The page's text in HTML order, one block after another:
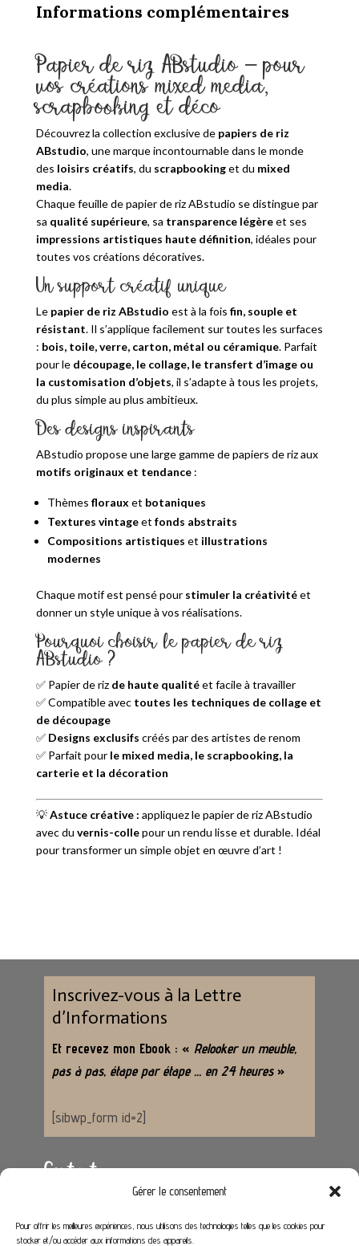
Gérer le consentement
Pour offrir les meilleures expériences, nous utilisons des technologies telles que les cookies pour
stocker et/ou accéder aux informations des appareils.
Informations complémentaires
Papier de riz ABstudio – pour
vos créations mixed media,
scrapbooking et déco
Découvrez la collection exclusive de papiers de riz
ABstudio, une marque incontournable dans le monde
des loisirs créatifs, du scrapbookinget du mixed
media.
Chaque feuille de papier de riz ABstudio se distingue par
sa qualité supérieure, sa transparence légèreet ses
impressions artistiques haute définition, idéales pour
toutes vos créations décoratives.
Un support créatif unique
Le papier de riz ABstudio est à la fois fin, souple et
résistant. Il s’applique facilement sur toutes les surfaces
: bois, toile, verre, carton, métal ou céramique. Parfait
pour le découpage, le collage, le transfert d’image ou
la customisation d’objets, il s’adapte à tous les projets,
du plus simple au plus ambitieux.
Des designs inspirants
ABstudio propose une large gamme de papiers de riz aux
motifs originaux et tendance:
Thèmes floraux et botaniques
Textures vintageet fonds abstraits
Compositions artistiques et illustrations
modernes
Chaque motif est pensé pour stimuler la créativitéet
donner un style unique à vos réalisations.
Pourquoi choisir le papier de riz
ABstudio ?
✅ Papier de riz de haute qualitéet facile à travailler
✅ Compatible avec toutes les techniques de collage et
de découpage
✅ Designs exclusifs créés par des artistes de renom
✅ Parfait pour le mixed media, le scrapbooking, la
carterie et la décoration
💡Astuce créative : appliquez le papier de riz ABstudio
avec du vernis-collepour un rendu lisse et durable. Idéal
pour transformer un simple objet en œuvre d’art !
Inscrivez-vous à la Lettre
d’Informations
Et recevez mon Ebook : « Relooker un meuble,
pas à pas, étape par étape … en 24 heures »
[sibwp_form id=2]
Contact